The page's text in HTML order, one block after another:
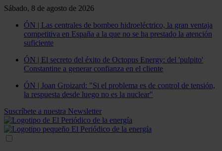
Sábado, 8 de agosto de 2026
ÓN | Las centrales de bombeo hidroeléctrico, la gran ventaja
competitiva en España a la que no se ha prestado la atención
suficiente
ÓN | El secreto del éxito de Octopus Energy: del 'pulpito'
Constantine a generar confianza en el cliente
ÓN | Joan Groizard: "Si el problema es de control de tensión,
la respuesta desde luego no es la nuclear"
Suscríbete a nuestra Newsletter